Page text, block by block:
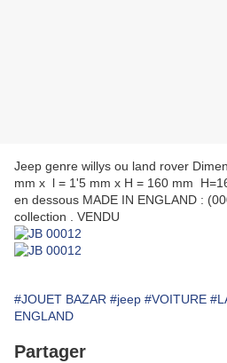
Jeep genre willys ou land rover
mm x l = 1'5 mm x H = 160 mm
en dessous MADE IN ENGLAND :
collection . VENDU
#JOUET BAZAR #jeep #VOITURE
ENGLAND
Partager